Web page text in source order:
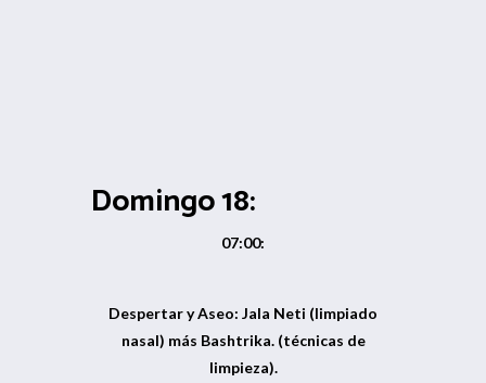
Domingo 18:
07:00:
Despertar y Aseo: Jala Neti (limpiado
nasal) más Bashtrika. (técnicas de
limpieza).